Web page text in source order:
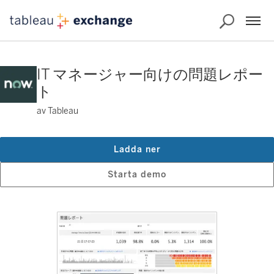
IT マネージャー向けの問題レポー
ト
av Tableau
Starta demo
Ladda ner